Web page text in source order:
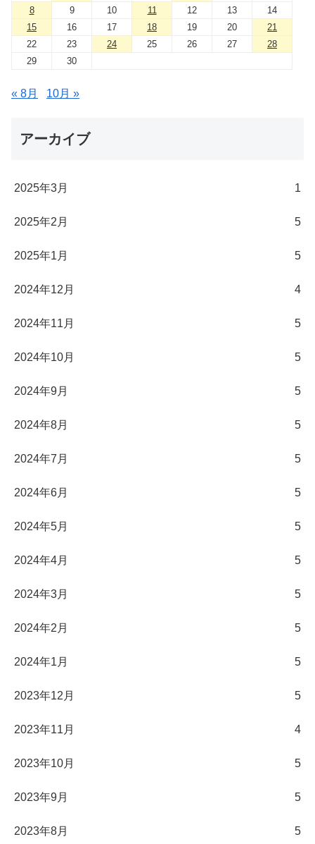
8
9 10 11 12 13
14
15
16 17 18 19 20
21
22
23 24 25 26 27
28
29
30
« 8月 10月 »
アーカイブ
2025年3月 1
2025年2月 5
2025年1月 5
2024年12月 4
2024年11月 5
2024年10月 5
2024年9月 5
2024年8月 5
2024年7月 5
2024年6月 5
2024年5月 5
2024年4月 5
2024年3月 5
2024年2月 5
2024年1月 5
2023年12月 5
2023年11月 4
2023年10月 5
2023年9月 5
2023年8月 5